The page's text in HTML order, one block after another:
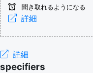
聞き取れるようになる
詳細
詳細
specifiers